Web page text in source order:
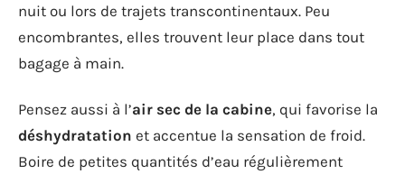
nuit ou lors de trajets transcontinentaux. Peu
encombrantes, elles trouvent leur place dans tout
bagage à main.
Pensez aussi à l’air sec de la cabine, qui favorise la
déshydratation et accentue la sensation de froid.
Boire de petites quantités d’eau régulièrement